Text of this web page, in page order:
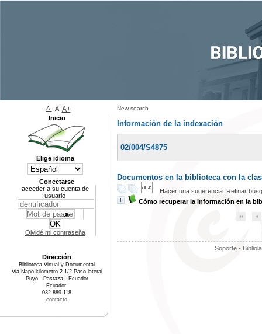
New search
Información de la indexación
02/004/S4875
Documentos en la biblioteca con la
Hacer una sugerencia Refinar
Cómo recuperar la información en la
Soporte -
A- A A+
Inicio
Elige idioma
Conectarse
acceder a su cuenta de
usuario
Olvidé mi contraseña
Dirección
Biblioteca Virtual y Documental
Via Napo kilometro 2 1/2 Paso lateral
Puyo - Pastaza - Ecuador
Ecuador
032 889 118
contacto